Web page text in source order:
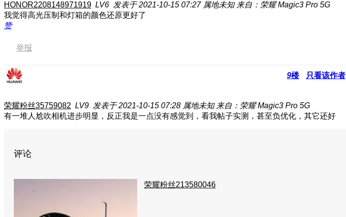
HONOR2208148971919 LV6 发表于 2021-10-15 07:27 属地未知 来自：荣耀 Magic3 Pro 5G
我觉得高光压制和灯箱的颜色还原更好了
赞
举报
9楼 只看该作者
荣耀粉丝35759082 LV9 发表于 2021-10-15 07:28 属地未知 来自：荣耀 Magic3 Pro 5G
有一堆人尬吹相机进步明显，反正我是一点没有感觉到，看我帖子实测，甚至负优化，其它还好
评论
荣耀粉丝213580046